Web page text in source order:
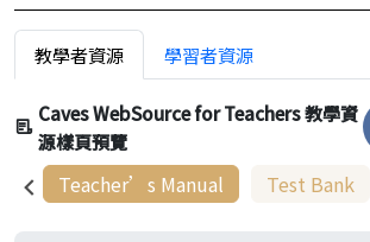
教學者資源 學習者資源
Caves WebSource for Teachers 教學資
源樣頁預覽
Teacher’s Manual Test Bank